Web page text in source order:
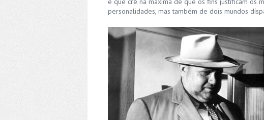
personalidades, mas também de dois mundos